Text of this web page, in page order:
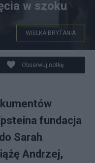
w szoku
WIELKA BRYTANIA
Obserwuj notkę
fundacja
Sarah
Andrzej,